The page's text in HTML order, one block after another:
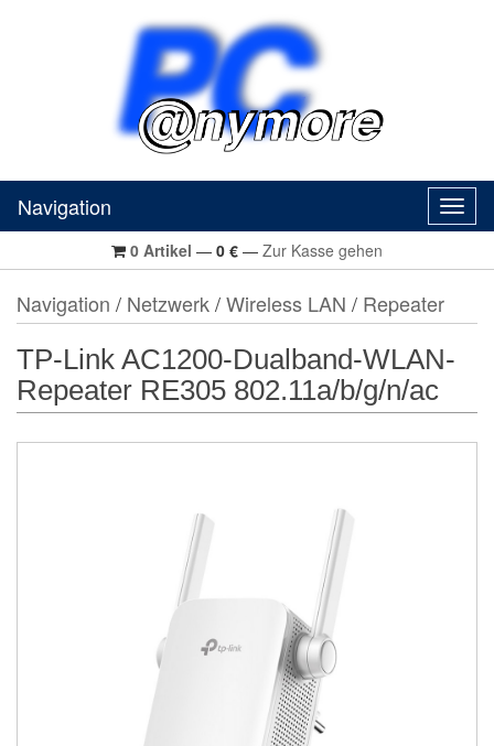
Navigation
0 Artikel — 0 € — Zur Kasse gehen
Navigation / Netzwerk/Wireless LAN / Repeater
TP-Link AC1200-Dualband-WLAN-
Repeater RE305 802.11a/b/g/n/ac